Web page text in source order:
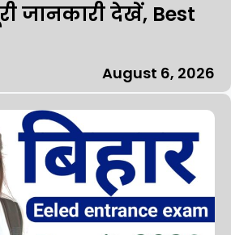
जानकारी देखें, Best
August 6, 2026